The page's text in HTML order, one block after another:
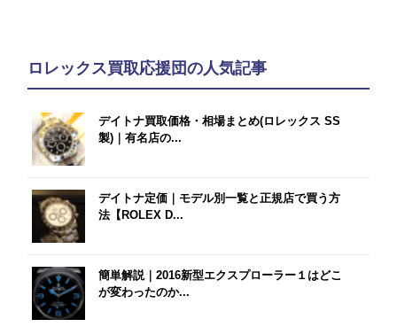
ロレックス買取応援団の人気記事
デイトナ買取価格・相場まとめ(ロレックス SS
製)｜有名店の...
デイトナ定価｜モデル別一覧と正規店で買う方
法【ROLEX D...
簡単解説｜2016新型エクスプローラー１はどこ
が変わったのか...